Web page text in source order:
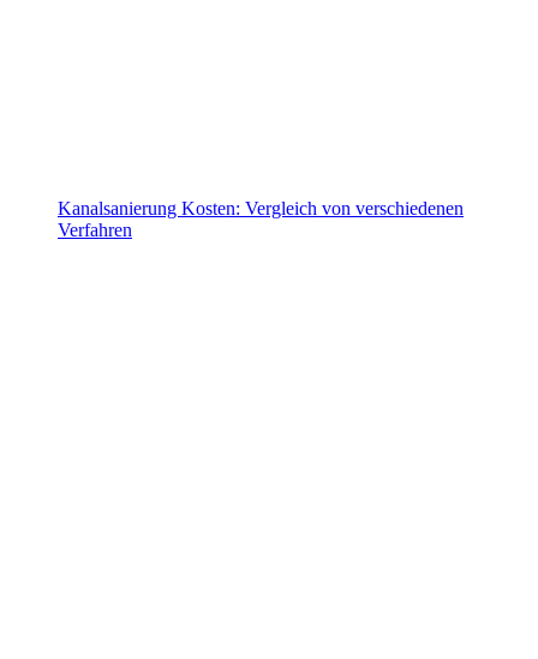
Kanalsanierung Kosten: Vergleich von verschiedenen
Verfahren